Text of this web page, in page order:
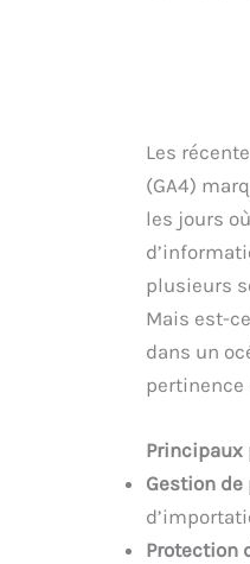
Les
(GA4)
les jours
plusieurs
Mais est-
dans un
pertinence
Principaux
Gestion
Protection